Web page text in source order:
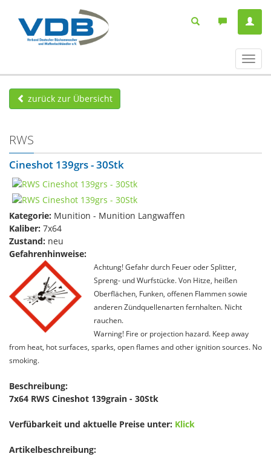
ein-/
zurück zur Übersicht
RWS
Cineshot 139grs - 30Stk
Kategorie: Munition - Munition Langwaffen
Kaliber: 7x64
Zustand: neu
Gefahrenhinweise:
Achtung! Gefahr durch Feuer oder Splitter,
Spreng- und Wurfstücke. Von Hitze, heißen
Oberflächen, Funken, offenen Flammen sowie
anderen Zündquellenarten fernhalten. Nicht
rauchen.
Warning! Fire or projection hazard. Keep away
from heat, hot surfaces, sparks, open flames and other ignition sources. No
smoking.
Beschreibung:
7x64 RWS Cineshot 139grain - 30Stk
Verfübarkeit und aktuelle Preise unter: Klick
Artikelbeschreibung: